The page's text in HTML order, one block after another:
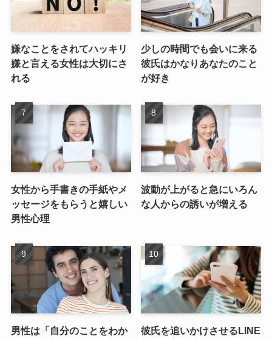
嫌なことをされてハッキリ
嫌と言える女性は大切にさ
れる
少しの時間でも会いに来る
彼氏はかなりあなたのこと
が好き
女性から手書きの手紙やメ
ッセージをもらうと嬉しい
男性心理
波動が上がると急にいろん
な人からの誘いが増える
男性は「自分のことをわか
彼氏を追いかけさせるLINE